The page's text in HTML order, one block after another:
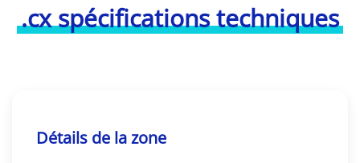
.cx spécifications techniques
Détails de la zone